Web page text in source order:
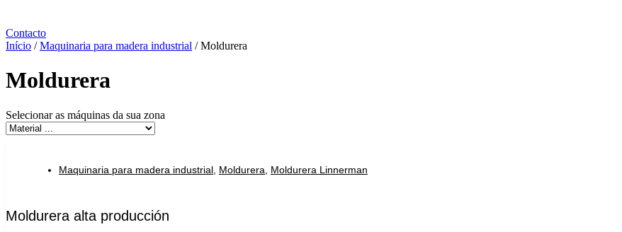
Contacto
Início /Maquinaria para madera industrial / Moldurera
Moldurera
Selecionar as máquinas da sua zona
Maquinaria para madera industrial Moldurera Moldurera Linnerman
Moldurera alta producción